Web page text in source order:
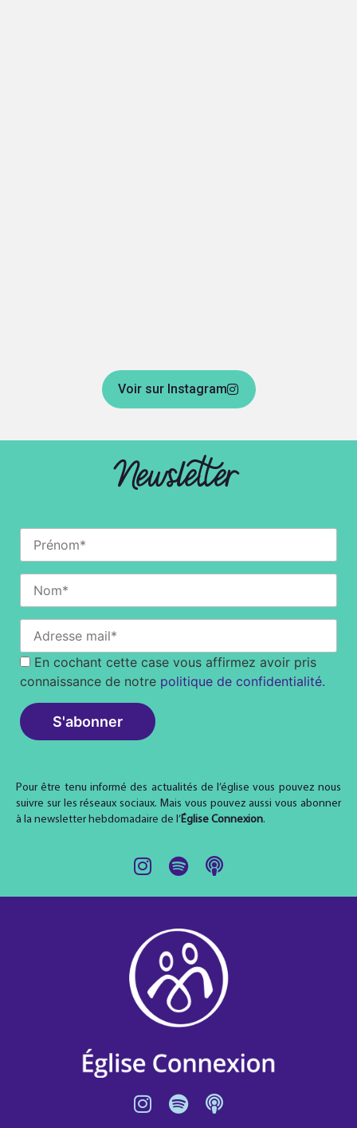
Voir sur Instagram
Pour être tenu informé des actualités de l’église vous pouvez nous
suivre sur les réseaux sociaux. Mais vous pouvez aussi vous abonner
à la newsletter hebdomadaire de l’Église Connexion.
Newsletter
En cochant cette case vous affirmez avoir pris
connaissance de notre politique de confidentialité.